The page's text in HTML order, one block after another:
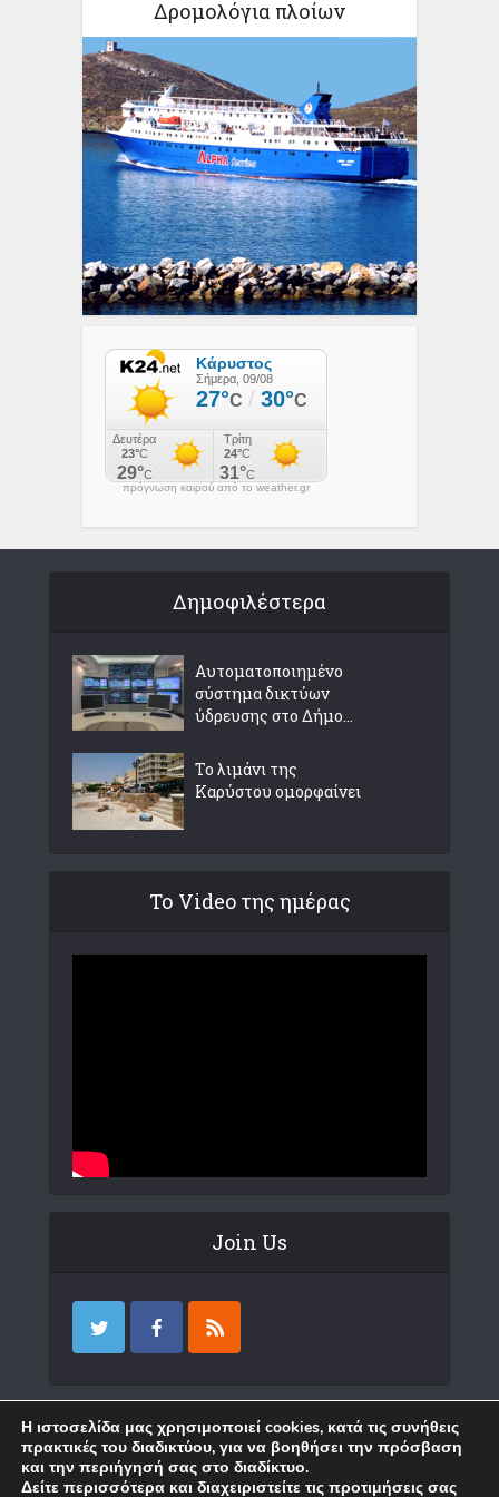
Δρομολόγια πλοίων
πρόγνωση καιρού από το weather.gr
Δημοφιλέστερα
Αυτοματοποιημένο
σύστημα δικτύων
ύδρευσης στο Δήμο...
Το λιμάνι της
Καρύστου ομορφαίνει
Το Video της ημέρας
Join Us
Επικοινωνία
Η ιστοσελίδα μας χρησιμοποιεί cookies, κατά τις συνήθεις
πρακτικές του διαδικτύου, για να βοηθήσει την πρόσβαση
και την περιήγησή σας στο διαδίκτυο.
Δείτε περισσότερα και διαχειριστείτε τις προτιμήσεις σας